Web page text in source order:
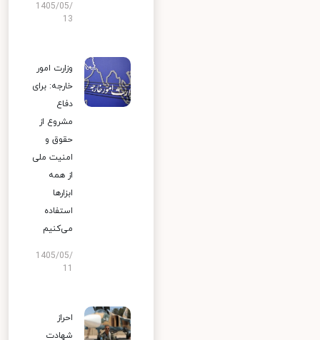
1405/05/
13
وزارت امور
خارجه: برای
دفاع
مشروع از
حقوق و
امنیت ملی
از همه
ابزارها
استفاده
می‌کنیم
1405/05/
احراز
شهادت